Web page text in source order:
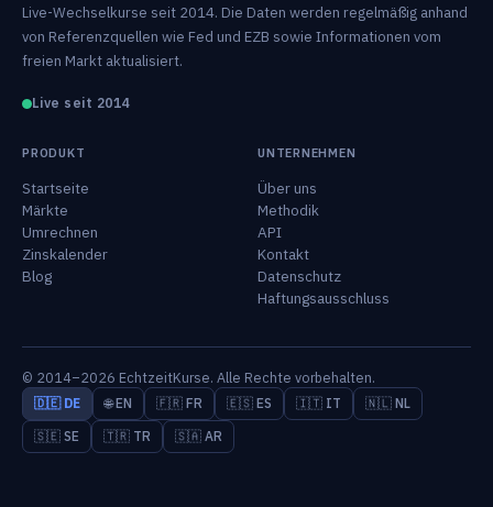
Live-Wechselkurse seit 2014. Die Daten werden regelmäßig anhand
von Referenzquellen wie Fed und EZB sowie Informationen vom
freien Markt aktualisiert.
Live seit 2014
PRODUKT
Startseite
Märkte
Umrechnen
Zinskalender
Blog
UNTERNEHMEN
Über uns
Methodik
API
Kontakt
Datenschutz
Haftungsausschluss
© 2014–2026 EchtzeitKurse. Alle Rechte vorbehalten.
🇩🇪 DE 🌐 EN 🇫🇷 FR 🇪🇸 ES 🇮🇹 IT
🇳🇱 NL
🇸🇪 SE
🇹🇷 TR 🇸🇦 AR